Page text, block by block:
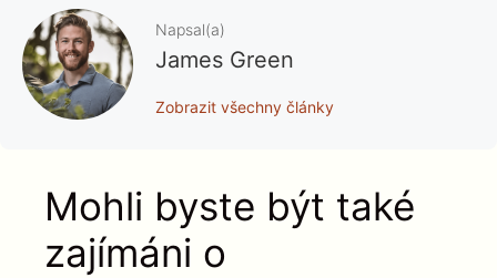
Napsal(a)
James Green
Zobrazit všechny články
Mohli byste být také
zajímáni o